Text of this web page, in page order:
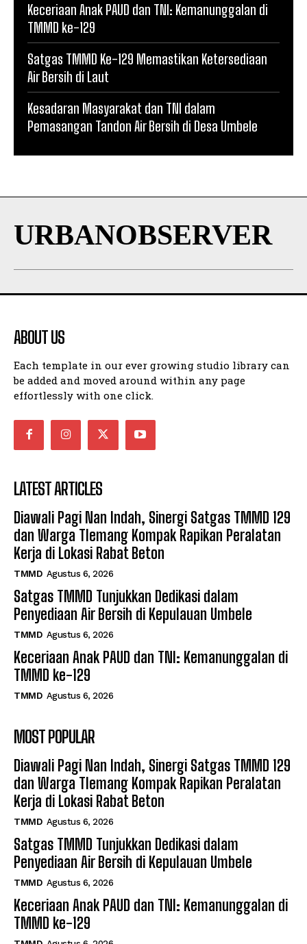
Keceriaan Anak PAUD dan TNI: Kemanunggalan di
TMMD ke-129
Satgas TMMD Ke-129 Memastikan Ketersediaan
Air Bersih di Laut
Kesadaran Masyarakat dan TNI dalam
Pemasangan Tandon Air Bersih di Desa Umbele
URBANOBSERVER
ABOUT US
Each template in our ever growing studio library can
be added and moved around within any page
effortlessly with one click.
LATEST ARTICLES
Diawali Pagi Nan Indah, Sinergi Satgas TMMD 129
dan Warga Tlemang Kompak Rapikan Peralatan
Kerja di Lokasi Rabat Beton
TMMD Agustus 6, 2026
Satgas TMMD Tunjukkan Dedikasi dalam
Penyediaan Air Bersih di Kepulauan Umbele
TMMD Agustus 6, 2026
Keceriaan Anak PAUD dan TNI: Kemanunggalan di
TMMD ke-129
TMMD Agustus 6, 2026
MOST POPULAR
Diawali Pagi Nan Indah, Sinergi Satgas TMMD 129
dan Warga Tlemang Kompak Rapikan Peralatan
Kerja di Lokasi Rabat Beton
TMMD Agustus 6, 2026
Satgas TMMD Tunjukkan Dedikasi dalam
Penyediaan Air Bersih di Kepulauan Umbele
TMMD Agustus 6, 2026
Keceriaan Anak PAUD dan TNI: Kemanunggalan di
TMMD ke-129